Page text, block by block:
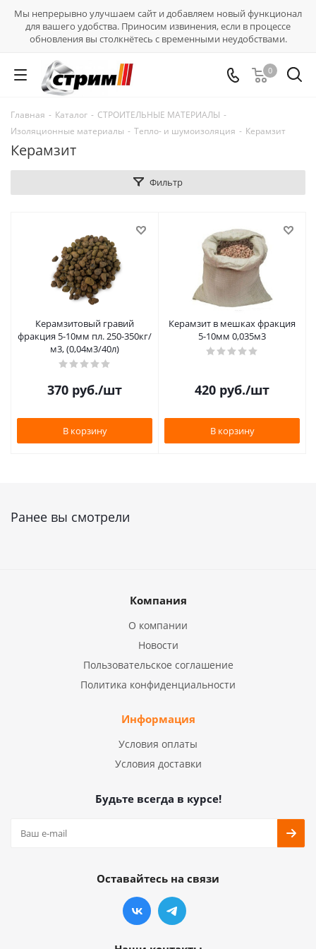
Мы непрерывно улучшаем сайт и добавляем новый функционал
для вашего удобства. Приносим извинения, если в процессе
обновления вы столкнётесь с временными неудобствами.
0
Главная - Каталог - СТРОИТЕЛЬНЫЕ МАТЕРИАЛЫ -
Изоляционные материалы - Тепло- и шумоизоляция - Керамзит
Керамзит
Фильтр
Керамзитовый гравий
фракция 5-10мм пл. 250-350кг/
м3, (0,04м3/40л)
370 руб./шт
В корзину
Керамзит в мешках фракция
5-10мм 0,035м3
420 руб./шт
В корзину
Ранее вы смотрели
Компания
О компании
Новости
Пользовательское соглашение
Политика конфиденциальности
Информация
Условия оплаты
Условия доставки
Будьте всегда в курсе!
Оставайтесь на связи